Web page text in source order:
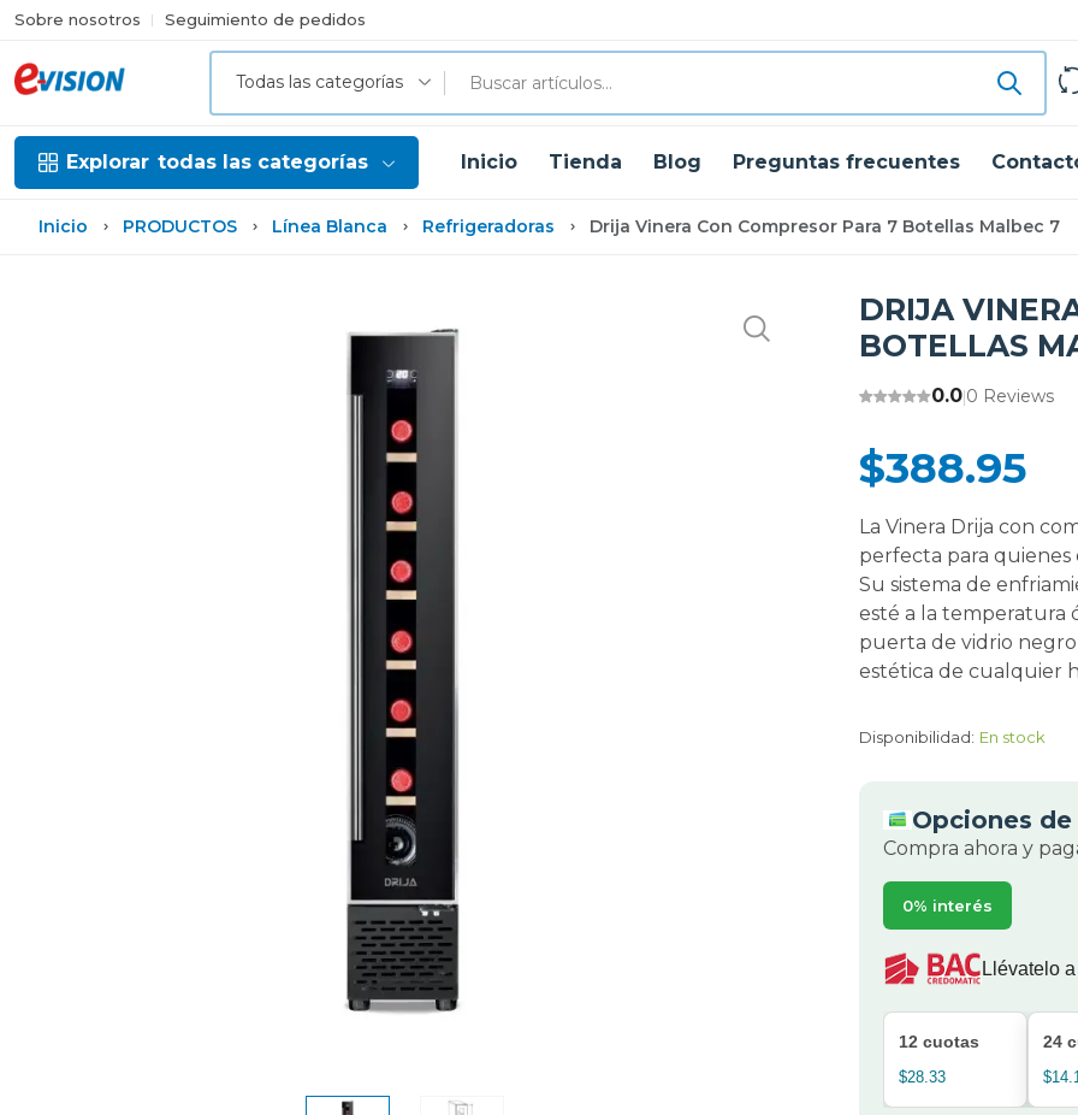
Sobre nosotros Seguimiento de pedidos
Todas las categorías
Explorar todas las categorías Inicio Tienda Blog Preguntas frecuentes
Inicio PRODUCTOS Línea Blanca Refrigeradoras Drija Vinera Con Compresor Para 7 Botellas Malbec 7
DRIJA
BOTELLAS
0.0|0 Reviews
$388.95
La Vinera Drija con
perfecta para quienes
Su sistema de
esté a la temperatura
puerta de vidrio
estética de cualquier
Disponibilidad: En stock
Opciones
Compra ahora y
0% interés
Llévatelo
12 cuotas
$28.33
24